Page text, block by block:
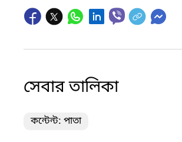
সেবার তালিকা
কন্টেন্ট: পাতা